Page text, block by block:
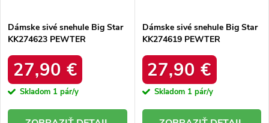
Dámske sivé snehule Big Star
KK274623 PEWTER
27,90 €
Skladom 1 pár/y
Dámske sivé snehule Big Star
KK274619 PEWTER
27,90 €
Skladom 1 pár/y